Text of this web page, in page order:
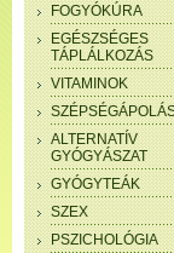
FOGYÓKÚRA
EGÉSZSÉGES
TÁPLÁLKOZÁS
VITAMINOK
ALTERNATÍV
GYÓGYÁSZAT
GYÓGYTEÁK
SZEX
PSZICHOLÓGIA